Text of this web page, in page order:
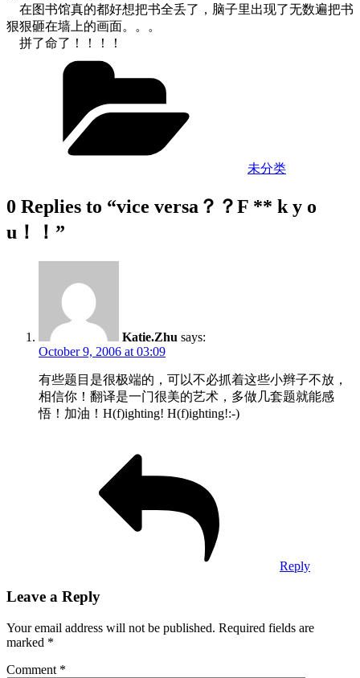
在图书馆真的都好想把书全丢了，脑子里出现了无数遍把书
狠狠砸在墙上的画面。。。
拼了命了！！！！
未分类
0 Replies to “vice versa？？F ** k y o
u！！”
Katie.Zhu says:
October 9, 2006 at 03:09
有些题目是很极端的，可以不必抓着这些小辫子不放，
相信你！翻译是一门很美的艺术，多做几套题就能感
悟！加油！H(f)ighting! H(f)ighting!:-)
Reply
Leave a Reply
Your email address will not be published. Required fields are
marked *
Comment *